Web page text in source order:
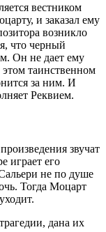
вестником
и заказал ему
возникло
что черный
Он не дает ему
таинственном
за ним. И
Реквием.
звучат
играет его
не по душе
Тогда Моцарт
дана их